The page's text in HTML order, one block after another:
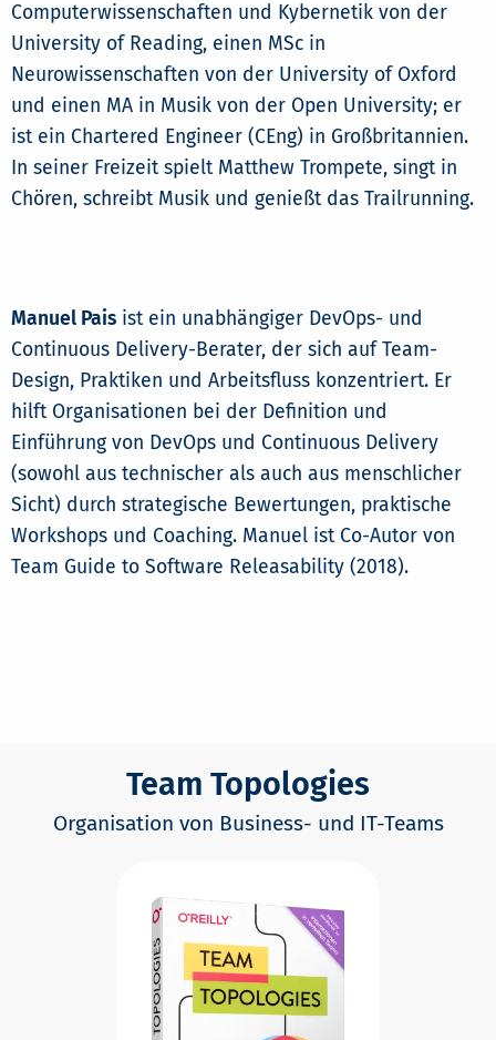
Computerwissenschaften und Kybernetik von der
University of Reading, einen MSc in
Neurowissenschaften von der University of Oxford
und einen MA in Musik von der Open University; er
ist ein Chartered Engineer (CEng) in Großbritannien.
In seiner Freizeit spielt Matthew Trompete, singt in
Chören, schreibt Musik und genießt das Trailrunning.
Manuel Pais ist ein unabhängiger DevOps- und
Continuous Delivery-Berater, der sich auf Team-
Design, Praktiken und Arbeitsfluss konzentriert. Er
hilft Organisationen bei der Definition und
Einführung von DevOps und Continuous Delivery
(sowohl aus technischer als auch aus menschlicher
Sicht) durch strategische Bewertungen, praktische
Workshops und Coaching. Manuel ist Co-Autor von
Team Guide to Software Releasability (2018).
Team Topologies
Organisation von Business- und IT-Teams